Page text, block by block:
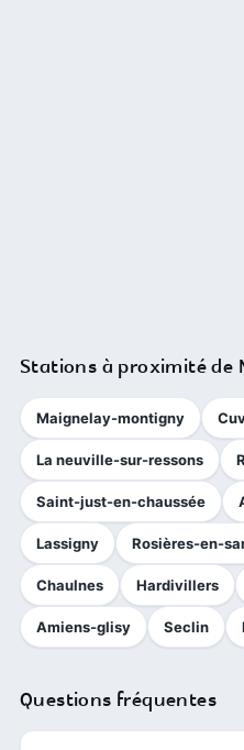
Stations à proximité de
Maignelay-montigny
La neuville-sur-ressons
Saint-just-en-chaussée
Lassigny Rosières-en-
Chaulnes Hardivillers
Amiens-glisy Seclin
Questions fréquentes